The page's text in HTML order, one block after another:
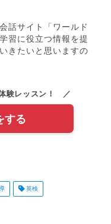
話サイト「ワールド
習に役立つ情報を提
きたいと思いますの
験レッスン！ ／
する
英検